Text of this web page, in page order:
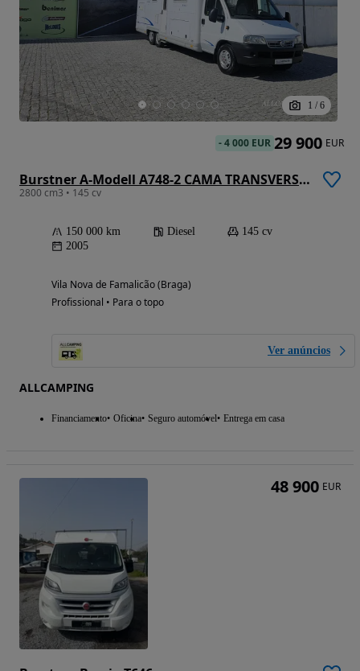
1 / 6
Burstner A-Modell A748-2 CAMA TRANSVERSAL
2800 cm3 • 145 cv
150 000 km Diesel
145 cv
2005
Vila Nova de Famalicão (Braga)
Profissional • Para o topo
Ver anúncios
ALLCAMPING
Financiamento Oficina Seguro automóvel Entrega em casa
-4 000 EUR 29 900 EUR
48 900 EUR